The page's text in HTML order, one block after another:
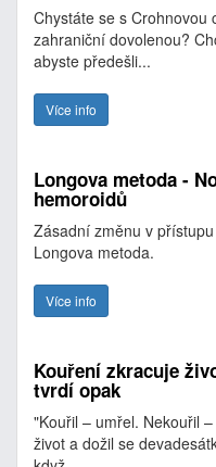
Chystáte se s Crohnovou
zahraniční dovolenou?
abyste předešli...
Více info
Longova metoda -
hemoroidů
Zásadní změnu v
Longova metoda.
Více info
Kouření zkracuje
tvrdí opak
"Kouřil – umřel. Nekouřil
život a dožil se